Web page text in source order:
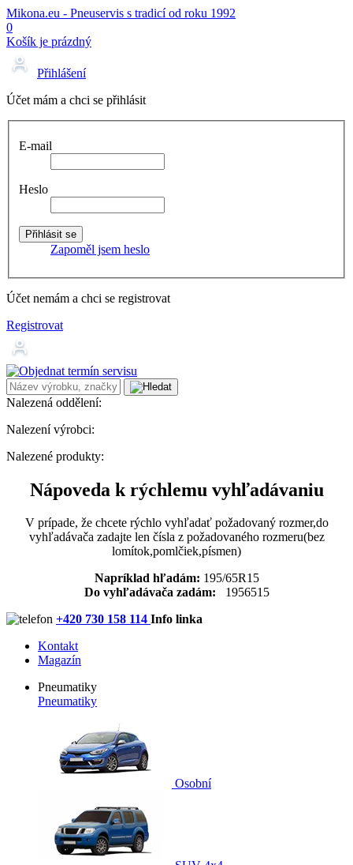
Mikona.eu - Pneuservis s tradicí od roku 1992
0
Košík je prázdný
Přihlášení
Účet mám a chci se přihlásit
E-mail
Heslo
Zapoměl jsem heslo
Účet nemám a chci se registrovat
Registrovat
Nalezená oddělení:
Nalezení výrobci:
Nalezené produkty:
Nápoveda k rýchlemu vyhľadávaniu
V prípade, že chcete rýchlo vyhľadať požadovaný rozmer,do
vyhľadávača zadajte len čísla z požadovaného rozmeru(bez
lomítok,pomlčiek,písmen)
Napríklad hľadám: 195/65R15
Do vyhľadávača zadám: 1956515
+420 730 158 114 Info linka
Kontakt
Magazín
Pneumatiky
Pneumatiky
Osobní